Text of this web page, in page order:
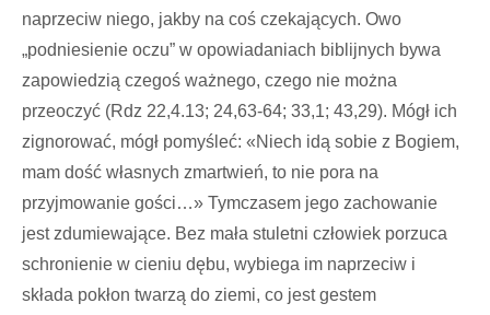
naprzeciw niego, jakby na coś czekających. Owo
„podniesienie oczu” w opowiadaniach biblijnych bywa
zapowiedzią czegoś ważnego, czego nie można
przeoczyć (Rdz 22,4.13; 24,63-64; 33,1; 43,29). Mógł ich
zignorować, mógł pomyśleć: «Niech idą sobie z Bogiem,
mam dość własnych zmartwień, to nie pora na
przyjmowanie gości…» Tymczasem jego zachowanie
jest zdumiewające. Bez mała stuletni człowiek porzuca
schronienie w cieniu dębu, wybiega im naprzeciw i
składa pokłon twarzą do ziemi, co jest gestem